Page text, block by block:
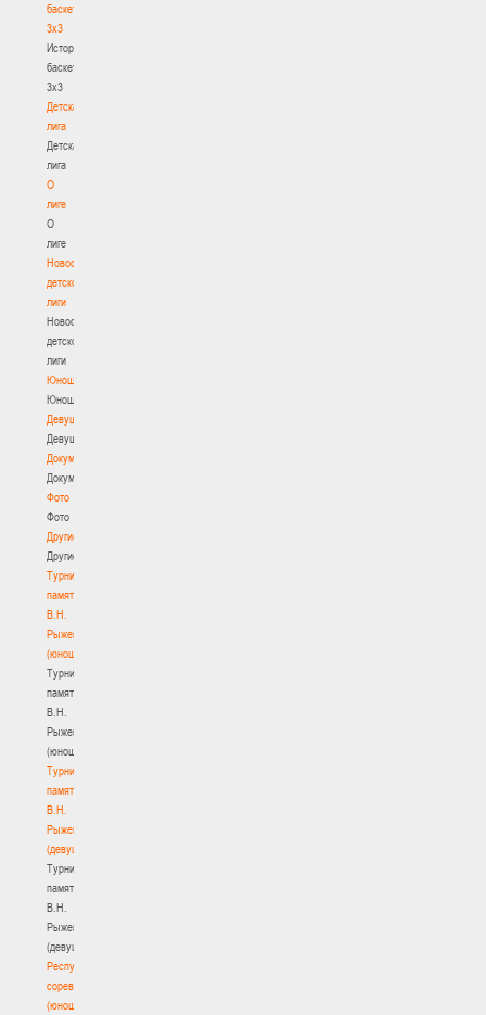
баскетбола
3х3
История
баскетбола
3х3
Детская
лига
Детская
лига
О
лиге
О
лиге
Новости
детской
лиги
Новости
детской
лиги
Юноши
Юноши
Девушки
Девушки
Документы
Документы
Фото
Фото
Другие
Другие
Турнир
памяти
В.Н.
Рыженкова
(юноши)
Турнир
памяти
В.Н.
Рыженкова
(юноши)
Турнир
памяти
В.Н.
Рыженкова
(девушки)
Турнир
памяти
В.Н.
Рыженкова
(девушки)
Республиканские
соревнования
(юноши)